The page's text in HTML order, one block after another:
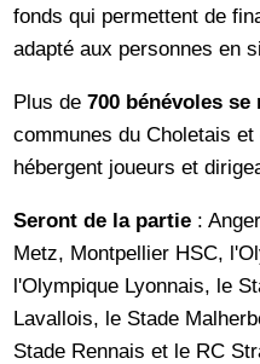
fonds qui permettent de
adapté aux personnes en
Plus de700 bénévoles
communes du Choletais
hébergent joueurs et
Seront de la partie :
Metz, Montpellier HSC,
l'Olympique Lyonnais, le
Lavallois, le Stade
Stade Rennais et le RC